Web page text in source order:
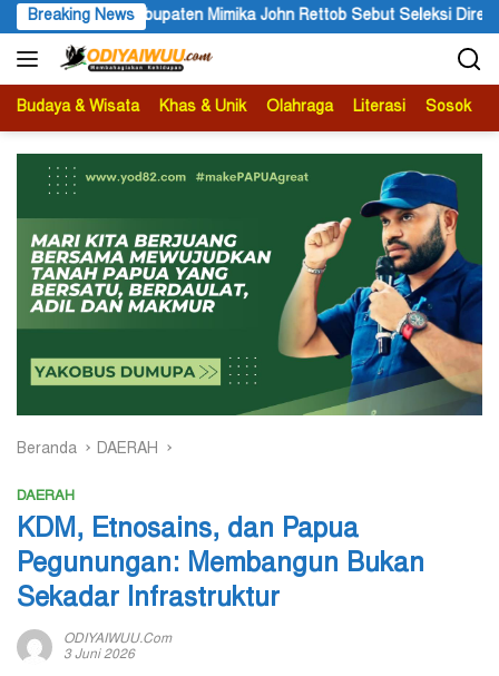
Langsung
ke
konten
Breaking News
John Rettob Sebut Seleksi Direksi PT MAS Wajib Lewat
Budaya & Wisata Khas & Unik Olahraga Literasi Sosok
Beranda DAERAH
DAERAH
KDM, Etnosains, dan Papua
Pegunungan: Membangun Bukan
Sekadar Infrastruktur
ODIYAIWUU.com
3 Juni 2026